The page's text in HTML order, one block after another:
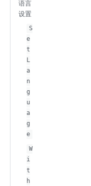
语言
设置
S
e
t
L
a
n
g
u
a
g
e
W
i
t
h